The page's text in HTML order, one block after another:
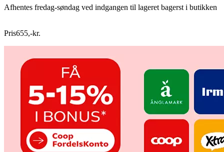
Afhentes fredag-søndag ved indgangen til lageret bagerst i butikken
Pris655,-kr.